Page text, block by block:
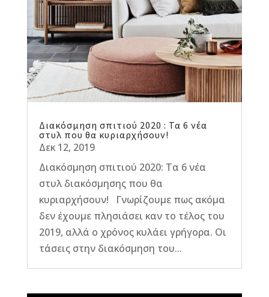
Διακόσμηση σπιτιού 2020 : Τα 6 νέα
στυλ που θα κυριαρχήσουν!
Δεκ 12, 2019
Διακόσμηση σπιτιού 2020: Τα 6 νέα
στυλ διακόσμησης που θα
κυριαρχήσουν! Γνωρίζουμε πως ακόμα
δεν έχουμε πλησιάσει καν το τέλος του
2019, αλλά ο χρόνος κυλάει γρήγορα. Οι
τάσεις στην διακόσμηση του...